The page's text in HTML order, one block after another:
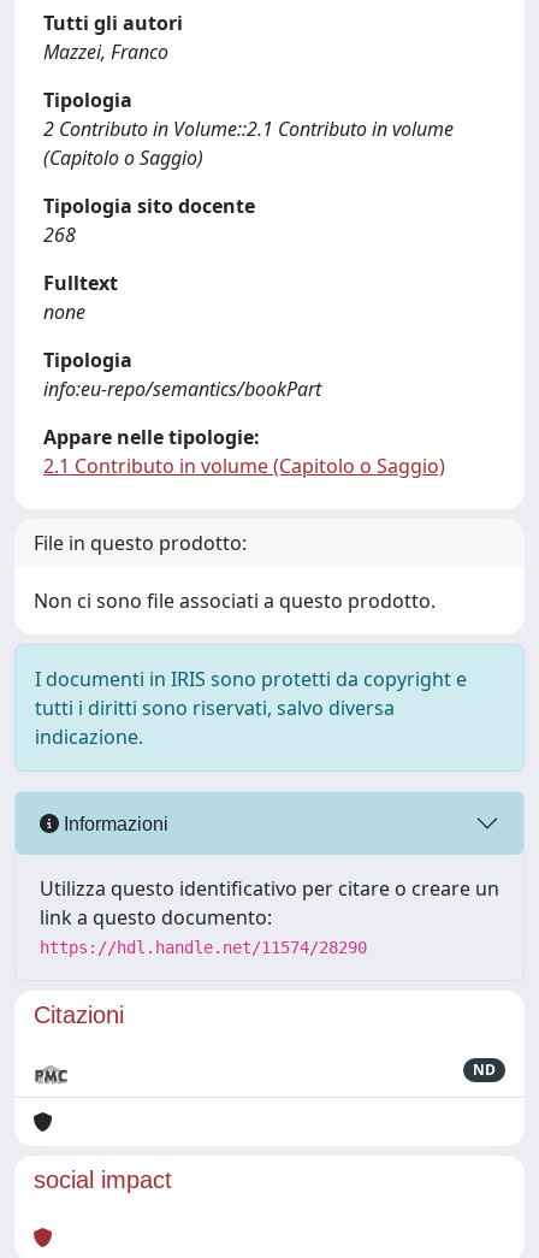
Tutti gli autori
Mazzei, Franco
Tipologia
2 Contributo in Volume::2.1 Contributo in volume
(Capitolo o Saggio)
Tipologia sito docente
268
Fulltext
none
Tipologia
info:eu-repo/semantics/bookPart
Appare nelle tipologie:
2.1 Contributo in volume (Capitolo o Saggio)
File in questo prodotto:
Non ci sono file associati a questo prodotto.
I documenti in IRIS sono protetti da copyright e
tutti i diritti sono riservati, salvo diversa
indicazione.
Informazioni
Utilizza questo identificativo per citare o creare un
link a questo documento:
https://hdl.handle.net/11574/28290
Citazioni
ND
social impact